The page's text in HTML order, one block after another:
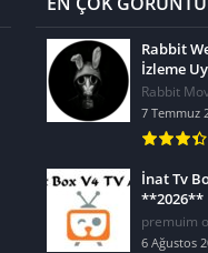
Rabbit
İzleme
Rabbit
7 Temmuz
İnat Tv
**2026**
premuim
6 Ağustos